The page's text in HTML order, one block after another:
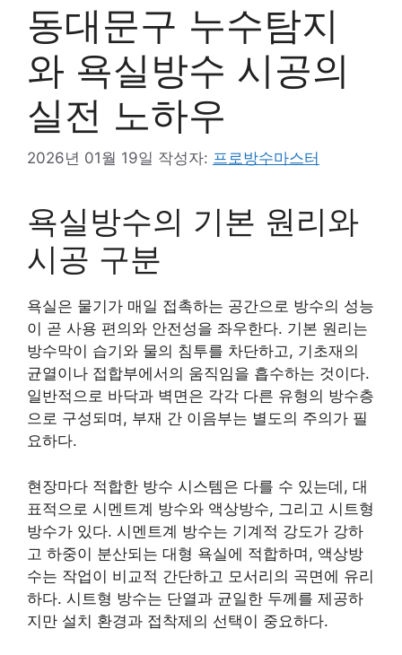
동대문구 누수탐지
와 욕실방수 시공의
실전 노하우
2026년 01월 19일 작성자: 프로방수마스터
욕실방수의 기본 원리와
시공 구분
욕실은 물기가 매일 접촉하는 공간으로 방수의 성능
이 곧 사용 편의와 안전성을 좌우한다. 기본 원리는
방수막이 습기와 물의 침투를 차단하고, 기초재의
균열이나 접합부에서의 움직임을 흡수하는 것이다.
일반적으로 바닥과 벽면은 각각 다른 유형의 방수층
으로 구성되며, 부재 간 이음부는 별도의 주의가 필
요하다.
현장마다 적합한 방수 시스템은 다를 수 있는데, 대
표적으로 시멘트계 방수와 액상방수, 그리고 시트형
방수가 있다. 시멘트계 방수는 기계적 강도가 강하
고 하중이 분산되는 대형 욕실에 적합하며, 액상방
수는 작업이 비교적 간단하고 모서리의 곡면에 유리
하다. 시트형 방수는 단열과 균일한 두께를 제공하
지만 설치 환경과 접착제의 선택이 중요하다.